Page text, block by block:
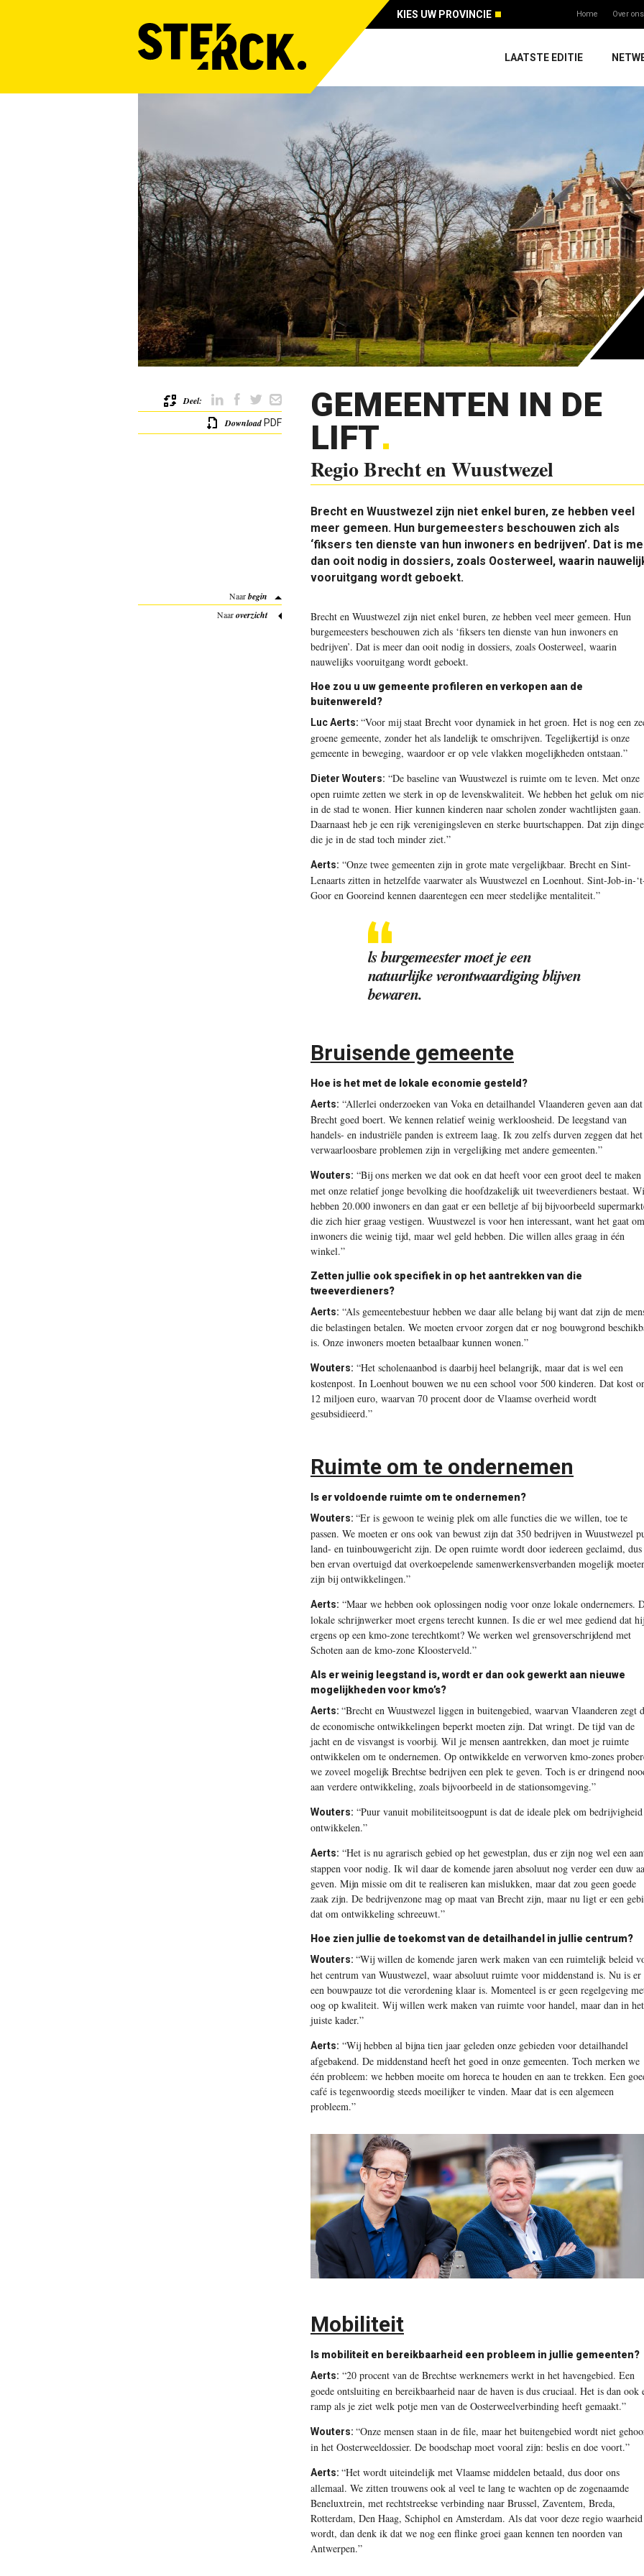
KIES UW PROVINCIE Home Over ons
LAATSTE EDITIE
GEMEENTEN IN DE
LIFT
Regio Brecht en Wuustwezel
Brecht en Wuustwezel zijn niet enkel buren, ze hebben veel
meer gemeen. Hun burgemeesters beschouwen zich als
‘fiksers ten dienste van hun inwoners en bedrijven’. Dat is
dan ooit nodig in dossiers, zoals Oosterweel, waarin
vooruitgang wordt geboekt.
Brecht en Wuustwezel zijn niet enkel buren, ze hebben veel meer gemeen. Hun
burgemeesters beschouwen zich als ‘fiksers ten dienste van hun inwoners en
bedrijven’. Dat is meer dan ooit nodig in dossiers, zoals Oosterweel, waarin
nauwelijks vooruitgang wordt geboekt.
Hoe zou u uw gemeente profileren en verkopen aan de
buitenwereld?
Luc Aerts: “Voor mij staat Brecht voor dynamiek in het groen. Het is nog een
groene gemeente, zonder het als landelijk te omschrijven. Tegelijkertijd is onze
gemeente in beweging, waardoor er op vele vlakken mogelijkheden ontstaan.”
Dieter Wouters: “De baseline van Wuustwezel is ruimte om te leven. Met onze
open ruimte zetten we sterk in op de levenskwaliteit. We hebben het geluk om
in de stad te wonen. Hier kunnen kinderen naar scholen zonder wachtlijsten gaan.
Daarnaast heb je een rijk verenigingsleven en sterke buurtschappen. Dat zijn
die je in de stad toch minder ziet.”
Aerts: “Onze twee gemeenten zijn in grote mate vergelijkbaar. Brecht en Sint-
Lenaarts zitten in hetzelfde vaarwater als Wuustwezel en Loenhout. Sint-Job-in-
Goor en Gooreind kennen daarentegen een meer stedelijke mentaliteit.”
ls burgemeester moet je een
natuurlijke verontwaardiging blijven
bewaren.
Bruisende gemeente
Hoe is het met de lokale economie gesteld?
Aerts: “Allerlei onderzoeken van Voka en detailhandel Vlaanderen geven aan dat
Brecht goed boert. We kennen relatief weinig werkloosheid. De leegstand van
handels- en industriële panden is extreem laag. Ik zou zelfs durven zeggen dat het
verwaarloosbare problemen zijn in vergelijking met andere gemeenten.”
Wouters: “Bij ons merken we dat ook en dat heeft voor een groot deel te maken
met onze relatief jonge bevolking die hoofdzakelijk uit tweeverdieners bestaat.
hebben 20.000 inwoners en dan gaat er een belletje af bij bijvoorbeeld
die zich hier graag vestigen. Wuustwezel is voor hen interessant, want het gaat om
inwoners die weinig tijd, maar wel geld hebben. Die willen alles graag in één
winkel.”
Zetten jullie ook specifiek in op het aantrekken van die
tweeverdieners?
Aerts: “Als gemeentebestuur hebben we daar alle belang bij want dat zijn de
die belastingen betalen. We moeten ervoor zorgen dat er nog bouwgrond
is. Onze inwoners moeten betaalbaar kunnen wonen.”
Wouters: “Het scholenaanbod is daarbij heel belangrijk, maar dat is wel een
kostenpost. In Loenhout bouwen we nu een school voor 500 kinderen. Dat kost
12 miljoen euro, waarvan 70 procent door de Vlaamse overheid wordt
gesubsidieerd.”
Ruimte om te ondernemen
Is er voldoende ruimte om te ondernemen?
Wouters: “Er is gewoon te weinig plek om alle functies die we willen, toe te
passen. We moeten er ons ook van bewust zijn dat 350 bedrijven in Wuustwezel
land- en tuinbouwgericht zijn. De open ruimte wordt door iedereen geclaimd,
ben ervan overtuigd dat overkoepelende samenwerkensverbanden mogelijk
zijn bij ontwikkelingen.”
Aerts: “Maar we hebben ook oplossingen nodig voor onze lokale ondernemers.
lokale schrijnwerker moet ergens terecht kunnen. Is die er wel mee gediend dat hij
ergens op een kmo-zone terechtkomt? We werken wel grensoverschrijdend met
Schoten aan de kmo-zone Kloosterveld.”
Als er weinig leegstand is, wordt er dan ook gewerkt aan nieuwe
mogelijkheden voor kmo’s?
Aerts: “Brecht en ­Wuustwezel liggen in buitengebied, waarvan Vlaanderen zegt
de economische ­ontwikkelingen beperkt moeten zijn. Dat wringt. De tijd van de
jacht en de visvangst is voorbij. Wil je mensen aantrekken, dan moet je ruimte
ontwikkelen om te ondernemen. Op ontwikkelde en verworven kmo-zones
we zoveel mogelijk Brechtse bedrijven een plek te geven. ­Toch is er dringend
aan verdere ontwikkeling, zoals bijvoorbeeld in de stationsomgeving.”
Wouters: “Puur vanuit mobiliteitsoogpunt is dat de ­ideale plek om
ontwikkelen.”
Aerts: “Het is nu agrarisch gebied op het gewestplan, dus er zijn nog wel een
stappen voor nodig. Ik wil daar de komende jaren absoluut nog verder een duw
geven. Mijn missie om dit te realiseren kan mislukken, maar dat zou geen goede
zaak zijn. De bedrijvenzone mag op maat van Brecht zijn, maar nu ligt er een
dat om ontwikkeling schreeuwt.”
Hoe zien jullie de toekomst van de detailhandel in jullie centrum?
Wouters: “Wij willen de komende jaren werk maken van een ruimtelijk beleid
het centrum van Wuustwezel, waar absoluut ruimte voor middenstand is. Nu is er
een bouwpauze tot die verordening klaar is. Momenteel is er geen regelgeving
oog op kwaliteit. Wij willen werk maken van ruimte voor handel, maar dan in het
juiste kader.”
Aerts: “Wij hebben al bijna tien jaar geleden onze gebieden voor detailhandel
afgebakend. De middenstand heeft het goed in onze gemeenten. Toch merken we
één ­probleem: we hebben moeite om horeca te houden en aan te trekken. Een
café is tegenwoordig steeds moeilijker te vinden. Maar dat is een algemeen
probleem.”
Mobiliteit
Is mobiliteit en bereikbaarheid een probleem in jullie gemeenten?
Aerts: “20 procent van de Brechtse werknemers werkt in het havengebied. Een
goede ontsluiting en bereikbaarheid naar de haven is dus cruciaal. Het is dan ook
ramp als je ziet welk potje men van de Oosterweelverbinding heeft gemaakt.”
Wouters: “Onze mensen staan in de file, maar het buitengebied wordt niet
in het Oosterweeldossier. De boodschap moet vooral zijn: beslis en doe voort.”
Aerts: “Het wordt uiteindelijk met Vlaamse middelen betaald, dus door ons
allemaal. We zitten trouwens ook al veel te lang te wachten op de zogenaamde
Beneluxtrein, met rechtstreekse verbinding naar Brussel, Zaventem, Breda,
Rotterdam, Den Haag, Schiphol en Amsterdam. Als dat voor deze regio waarheid
wordt, dan denk ik dat we nog een flinke groei gaan kennen ten noorden van
Antwerpen.”
Deel:
DownloadPDF
Naarbegin
Naaroverzicht